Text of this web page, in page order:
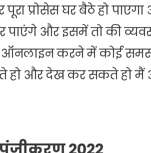
प्रोसेस घर बैठे हो
पाएंगे और इसमें तो की
करने में कोई
हो और देख कर सकते हो मैं